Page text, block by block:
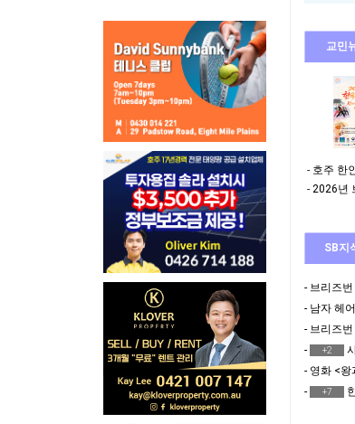
교민
호주 한인사
2026년
SB지
- 남자 헤
- 브리즈
-
+2
- 영화 <
-
+7